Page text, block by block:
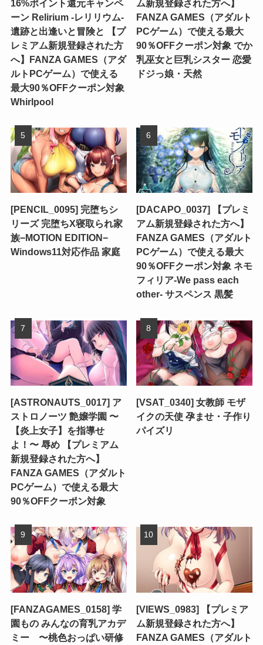
16%ポイント還元キャンペ
ーン Relirium ‐レリリウム‐
遺跡と出逢いと冒険と 【プ
レミアム新規登録された方
へ】FANZA GAMES（アダ
ルトPCゲーム）で使える
最大90％OFFクーポン対象
Whirlpool
ム新規登録された方へ】
FANZA GAMES（アダルト
PCゲーム）で使える最大
90％OFFクーポン対象 でか
乳巫女と巨乳シスター 恋愛
ドジっ娘・天然
[PENCIL_0095] 完堕ちシ
リーズ 完堕ちX寝取られ家
族−MOTION EDITION−
Windows11対応作品 家庭
[DACAPO_0037] 【プレミ
アム新規登録された方へ】
FANZA GAMES（アダルト
PCゲーム）で使える最大
90％OFFクーポン対象 ネモ
フィリア-We pass each
other- サスペンス 黒髪
[ASTRONAUTS_0017] ア
ストロノーツ 艶嬢学園 〜
【炎上女子】を指導せ
よ！〜 辱め 【プレミアム
新規登録された方へ】
FANZA GAMES（アダルト
PCゲーム）で使える最大
90％OFFクーポン対象
[VSAT_0340] 女教師 モザ
イクの天使 孕ませ・子作り
パイズリ
[FANZAGAMES_0158] 学
園もの みんなの育乳アカデ
ミー 〜桃色おっぱい研修
[VIEWS_0983] 【プレミア
ム新規登録された方へ】
FANZA GAMES（アダルト